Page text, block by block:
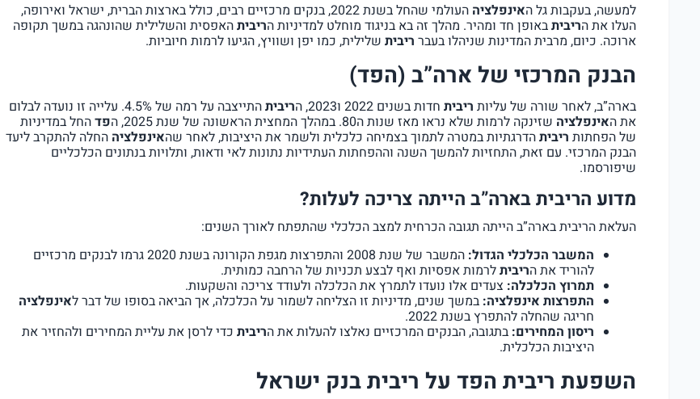
למעשה, בעקבות גל האינפלציה העולמי שהחל בשנת 2022, בנקים מרכזיים רבים, כולל בארצות הברית, ישראל ואירופה,
העלו את הריביתבאופן חד ומהיר. מהלך זה בא בניגוד מוחלט למדיניות הריביתהאפסית והשלילית שהונהגה במשך תקופה
ארוכה. כיום, מרבית המדינות שניהלו בעבר ריבית שלילית, כמו יפן ושוויץ, הגיעו לרמות חיוביות.
הבנק המרכזי של ארה”ב (הפד)
בארה”ב, לאחר שורה של עליות ריבית חדות בשנים 2022 ו2023, ה ריבית התייצבה על רמה של 4.5%. עלייה זו נועדה לבלום
את האינפלציה שזינקה לרמות שלא נראו מאז שנות ה80. במהלך המחצית הראשונה של שנת 2025, ה פדהחל במדיניות
של הפחתות ריביתהדרגתיות במטרה לתמוך בצמיחה כלכלית ולשמר את היציבות, לאחר שהאינפלציה החלה להתקרב ליעד
הבנק המרכזי. עם זאת, התחזיות להמשך השנה וההפחתות העתידיות נתונות לאי ודאות, ותלויות בנתונים הכלכליים
שיפורסמו.
מדוע הריבית בארה”ב הייתה צריכה לעלות?
העלאת הריבית בארה”ב הייתה תגובה הכרחית למצב הכלכלי שהתפתח לאורך השנים:
המשבר הכלכלי הגדול:
המשבר של שנת 2008 והתפרצות מגפת הקורונה בשנת 2020 גרמו לבנקים מרכזיים
להוריד את הריביתלרמות אפסיות ואף לבצע תכניות של הרחבה כמותית.
תמרוץ הכלכלה: צעדים אלו נועדו לתמרץ את הכלכלה ולעודד צריכה והשקעות.
התפרצות אינפלציה: במשך שנים, מדיניות זו הצליחה לשמור על הכלכלה, אך הביאה בסופו של דבר לאינפלציה
חריגה שהחלה להתפרץ בשנת 2022.
ריסון המחירים: בתגובה, הבנקים המרכזיים נאלצו להעלות את הריביתכדי לרסן את עליית המחירים ולהחזיר את
היציבות הכלכלית.
השפעת ריבית הפד על ריבית בנק ישראל